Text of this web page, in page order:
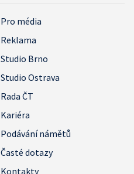
Pro média
Reklama
Studio Brno
Studio Ostrava
Rada ČT
Kariéra
Podávání námětů
Časté dotazy
Kontakty